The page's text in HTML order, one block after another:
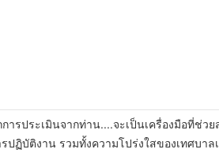
ารประเมินจากท่าน....จะเป็นเครื่องมือที่ช่
รปฏิบัติงาน รวมทั้งความโปร่งใสของเทศบา